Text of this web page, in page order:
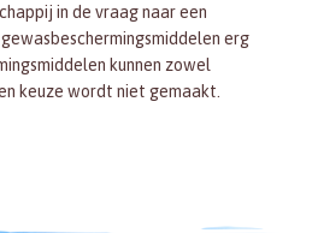
in de vraag naar een
erg
kunnen zowel
keuze wordt niet gemaakt.